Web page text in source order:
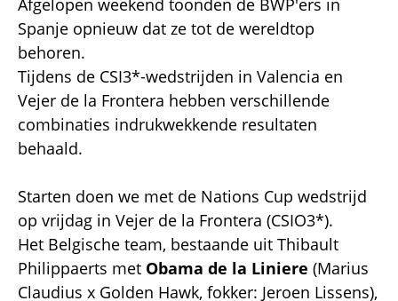
Afgelopen weekend toonden de BWP'ers in
Spanje opnieuw dat ze tot de wereldtop
behoren.
Tijdens de CSI3*-wedstrijden in Valencia en
Vejer de la Frontera hebben verschillende
combinaties indrukwekkende resultaten
behaald.
Starten doen we met de Nations Cup wedstrijd
op vrijdag in Vejer de la Frontera (CSIO3*).
Het Belgische team, bestaande uit Thibault
Philippaerts met Obama de la Liniere (Marius
Claudius x Golden Hawk, fokker: Jeroen Lissens),